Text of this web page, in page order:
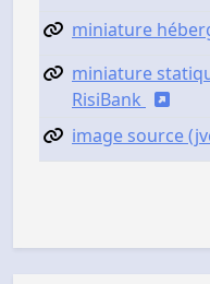
miniature
miniature
RisiBank
image source